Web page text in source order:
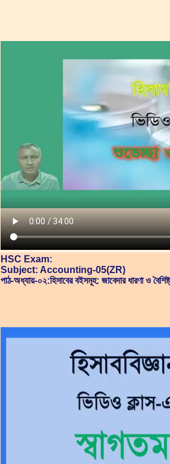
HSC Exam:
Subject: Accounting-05(ZR)
পাঠ-অধ্যায়-০২:হিসাবের বইসমূহ: জাবেদার ধারণা ও